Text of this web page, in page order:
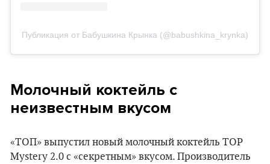
Публикация от Бабушкина Крынка (@babushkina_krynka)
Молочный коктейль с
неизвестным вкусом
«ТОП» выпустил новый молочный коктейль TOP
Mystery 2.0 с «секретным» вкусом. Производитель